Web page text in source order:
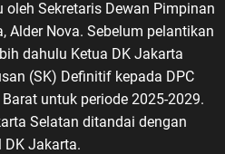
oleh Sekretaris Dewan Pimpinan
Alder Nova. Sebelum pelantikan
dahulu Ketua DK Jakarta
(SK) Definitif kepada DPC
untuk periode 2025-2029.
Selatan ditandai dengan
DK Jakarta.